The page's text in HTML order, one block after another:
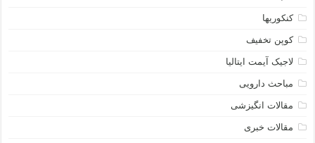
کنکوریها
کوپن تخفیف
لاجیک آیمت ایتالیا
مباحث دارویی
مقالات انگیزشی
مقالات خبری